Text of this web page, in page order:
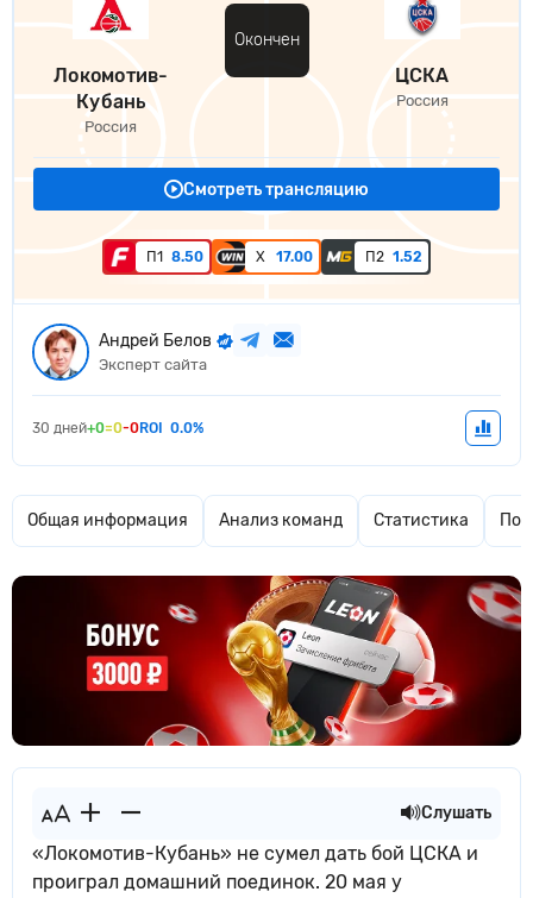
Локомотив-
Кубань
Россия
Окончен
ЦСКА
Россия
Смотреть трансляцию
П1 8.50 Х 17.00 П2 1.52
Андрей Белов
Эксперт сайта
30 дней+0=0-0ROI 0.0%
Общая информация Анализ команд Статистика
Слушать
«Локомотив-Кубань» не сумел дать бой ЦСКА и
проиграл домашний поединок. 20 мая у